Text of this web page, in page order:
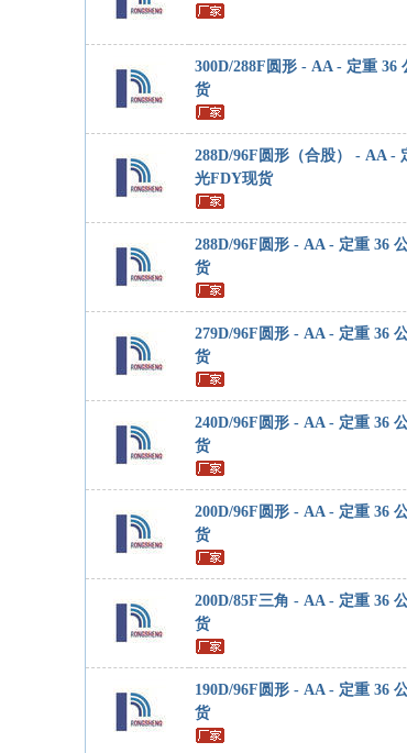
300D/288F圆形 - AA - 定重
货
288D/96F圆形（合股） - AA -
光FDY现货
288D/96F圆形 - AA - 定重 36
货
279D/96F圆形 - AA - 定重 36
货
240D/96F圆形 - AA - 定重 36
货
200D/96F圆形 - AA - 定重 36
货
200D/85F三角 - AA - 定重 36
货
190D/96F圆形 - AA - 定重 36
货